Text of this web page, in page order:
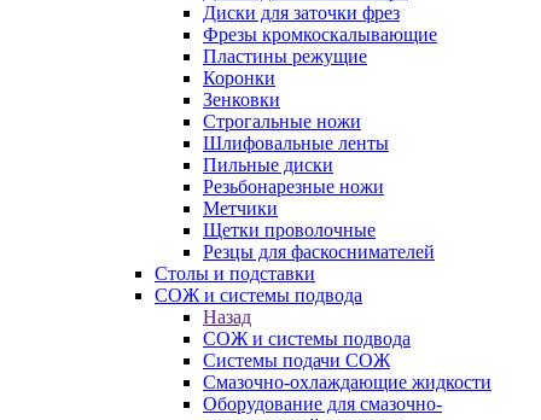
Диски для заточки фрез
Фрезы кромкоскалывающие
Пластины режущие
Коронки
Зенковки
Строгальные ножи
Шлифовальные ленты
Пильные диски
Резьбонарезные ножи
Метчики
Щетки проволочные
Резцы для фаскоснимателей
Столы и подставки
СОЖ и системы подвода
Назад
СОЖ и системы подвода
Системы подачи СОЖ
Смазочно-охлаждающие жидкости
Оборудование для смазочно-